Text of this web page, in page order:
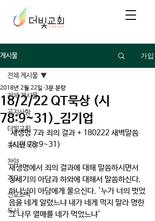
게시물 가입
전체 게시물
공지사항
더빛교회
큐티와 묵상
찬양
기도
선교소식
독서
전체 게시물
18/2/22 QT묵상 (시
78:9~31)_김기업
2018년 2월 22일 3분 분량
새생명 7과 죄의 결과 + 180222 새벽말씀
(시편 78:9~31)
새생명에서 죄의 결과에 대해 말씀하시면서
창세기의 아담과 하와에 대해서 말씀하신다.
하나님이 아담에게 물으신다. '누가 너의 벗었
음을 네게 알렸느냐 내가 네게 먹지 말라 명한
그 나무 열매를 네가 먹었느냐'